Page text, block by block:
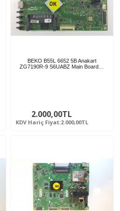
BEKO B55L 6652 5B Anakart
ZG7190R-9 S6UABZ Main Board…
2.000,00TL
KDV Hariç Fiyat:2.000,00TL